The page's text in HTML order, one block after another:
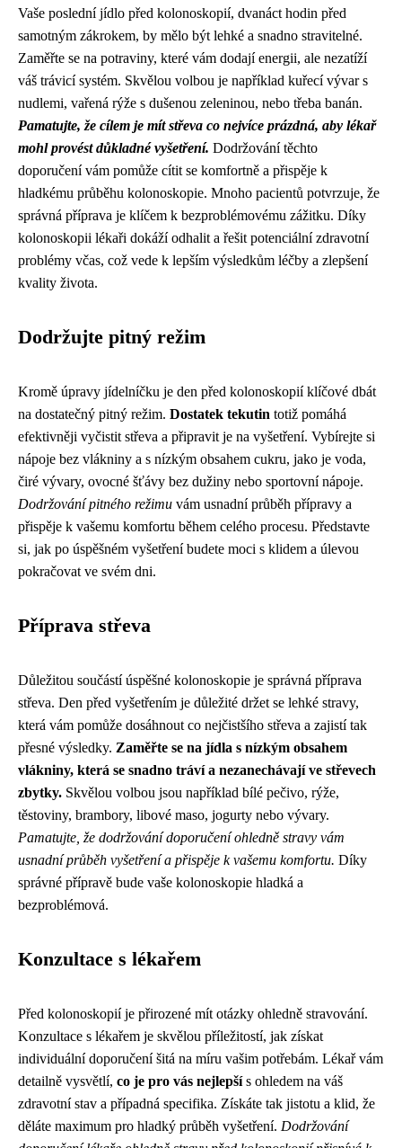
Vaše poslední jídlo před kolonoskopií, dvanáct hodin před
samotným zákrokem, by mělo být lehké a snadno stravitelné.
Zaměřte se na potraviny, které vám dodají energii, ale nezatíží
váš trávicí systém. Skvělou volbou je například kuřecí vývar s
nudlemi, vařená rýže s dušenou zeleninou, nebo třeba banán.
Pamatujte, že cílem je mít střeva co nejvíce prázdná, aby lékař
mohl provést důkladné vyšetření. Dodržování těchto
doporučení vám pomůže cítit se komfortně a přispěje k
hladkému průběhu kolonoskopie. Mnoho pacientů potvrzuje, že
správná příprava je klíčem k bezproblémovému zážitku. Díky
kolonoskopii lékaři dokáží odhalit a řešit potenciální zdravotní
problémy včas, což vede k lepším výsledkům léčby a zlepšení
kvality života.
Dodržujte pitný režim
Kromě úpravy jídelníčku je den před kolonoskopií klíčové dbát
na dostatečný pitný režim. Dostatek tekutin totiž pomáhá
efektivněji vyčistit střeva a připravit je na vyšetření. Vybírejte si
nápoje bez vlákniny a s nízkým obsahem cukru, jako je voda,
čiré vývary, ovocné šťávy bez dužiny nebo sportovní nápoje.
Dodržování pitného režimu vám usnadní průběh přípravy a
přispěje k vašemu komfortu během celého procesu. Představte
si, jak po úspěšném vyšetření budete moci s klidem a úlevou
pokračovat ve svém dni.
Příprava střeva
Důležitou součástí úspěšné kolonoskopie je správná příprava
střeva. Den před vyšetřením je důležité držet se lehké stravy,
která vám pomůže dosáhnout co nejčistšího střeva a zajistí tak
přesné výsledky. Zaměřte se na jídla s nízkým obsahem
vlákniny, která se snadno tráví a nezanechávají ve střevech
zbytky. Skvělou volbou jsou například bílé pečivo, rýže,
těstoviny, brambory, libové maso, jogurty nebo vývary.
Pamatujte, že dodržování doporučení ohledně stravy vám
usnadní průběh vyšetření a přispěje k vašemu komfortu. Díky
správné přípravě bude vaše kolonoskopie hladká a
bezproblémová.
Konzultace s lékařem
Před kolonoskopií je přirozené mít otázky ohledně stravování.
Konzultace s lékařem je skvělou příležitostí, jak získat
individuální doporučení šitá na míru vašim potřebám. Lékař vám
detailně vysvětlí, co je pro vás nejlepšís ohledem na váš
zdravotní stav a případná specifika. Získáte tak jistotu a klid, že
děláte maximum pro hladký průběh vyšetření. Dodržování